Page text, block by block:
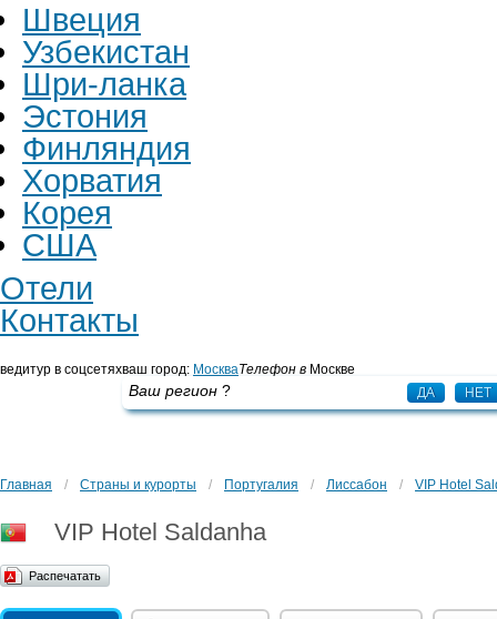
Швеция
Узбекистан
Шри-ланка
Эстония
Финляндия
Хорватия
Корея
США
Отели
Контакты
ведитур в соцсетяхваш город: Москва
Ваш регион ? ДА НЕТ
Телефон в Москве
Главная / Страны и курорты / Португалия / Лиссабон / VIP Hotel
VIP Hotel Saldanha
Распечатать